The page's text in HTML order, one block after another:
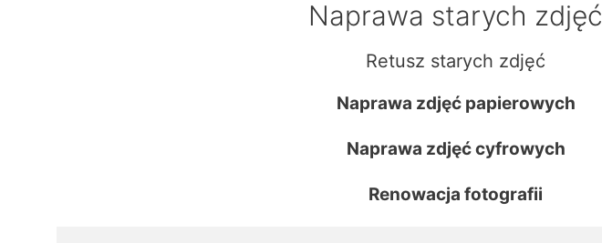
Naprawa starych zdjęć
Retusz starych zdjęć
Naprawa zdjęć papierowych
Naprawa zdjęć cyfrowych
Renowacja fotografii